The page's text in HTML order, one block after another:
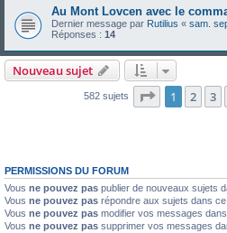
Au Mont Lovcen avec le
Dernier message par Rutilius « sam.
Réponses : 14
Nouveau sujet
582 sujets Page 1sur24
1 2 3
PERMISSIONS DU FORUM
Vous ne pouvez pas publier de nouveaux sujets
Vous ne pouvez pas répondre aux sujets dans
Vous ne pouvez pas modifier vos messages
Vous ne pouvez pas supprimer vos messages